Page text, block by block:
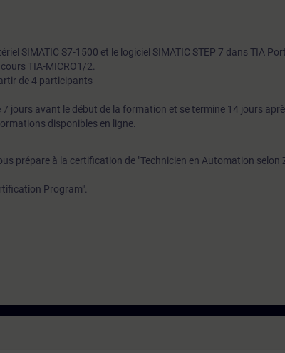
SIMATIC S7-1500 et le logiciel SIMATIC STEP 7 dans TIA
TIA-MICRO1/2.
de 4 participants
jours avant le début de la formation et se termine 14 jours
disponibles en ligne.
prépare à la certification de "Technicien en Automation selon
Program".